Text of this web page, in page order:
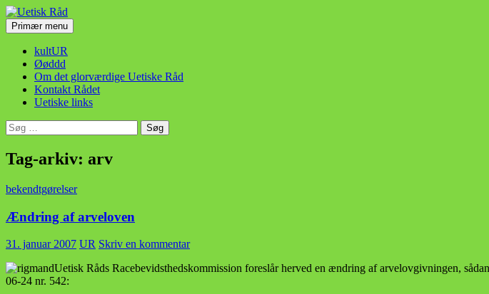
Hop
til
indhold
Uetisk Råd
SøgPrimær menu
kultUR
Øøddd
Om det glorværdige Uetiske Råd
Kontakt Rådet
Uetiske links
Søg
efter:
Tag-arkiv: arv
bekendtgørelser
Ændring af arveloven
31. januar 2007 UR Skriv en kommentar
Uetisk Råds Racebevidsthedskommission foreslår herved en ændring af arvelovgivningen,
06-24 nr. 542: